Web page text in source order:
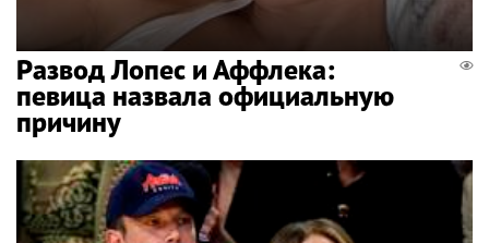
Развод Лопес и Аффлека:
певица назвала официальную
причину